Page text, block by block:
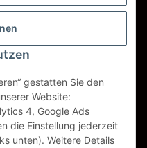
gestatten Sie den
Website:
4, Google Ads
die Einstellung jederzeit
unten). Weitere Details